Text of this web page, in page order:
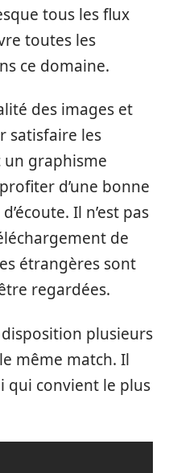
tous les flux
toutes les
ce domaine.
des images et
satisfaire les
un graphisme
d’une bonne
Il n’est pas
de
étrangères sont
regardées.
disposition plusieurs
même match. Il
qui convient le plus